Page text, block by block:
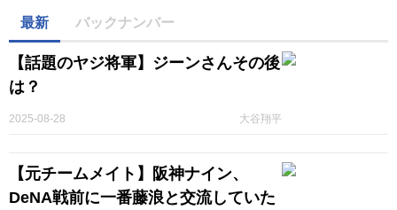
最新 バックナンバー
【話題のヤジ将軍】ジーンさんその後
は？
大谷翔平
2025-08-28
【元チームメイト】阪神ナイン、
DeNA戦前に一番藤浪と交流していた